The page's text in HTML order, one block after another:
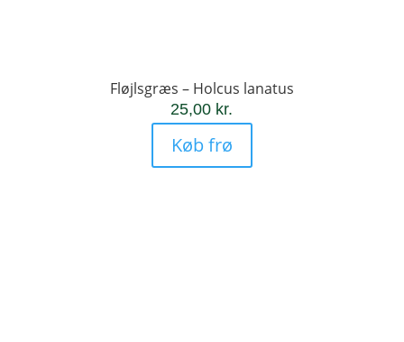
Fløjlsgræs – Holcus lanatus
25,00 kr.
Køb frø